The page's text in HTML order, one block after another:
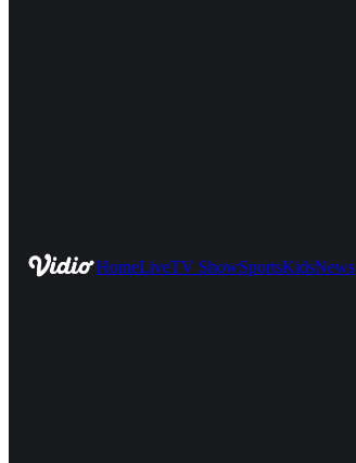
HomeLiveTV ShowSportsKidsNews